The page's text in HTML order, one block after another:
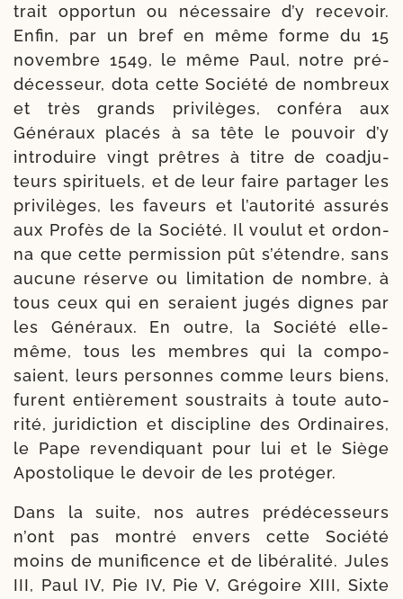
trait oppor­tun ou néces­saire d’y rece­voir.
Enfin, par un bref en même forme du 15
novembre 1549, le même Paul, notre pré­
dé­ces­seur, dota cette Société de nom­breux
et très grands pri­vi­lèges, confé­ra aux
Généraux pla­cés à sa tête le pou­voir d’y
intro­duire vingt prêtres à titre de coad­ju­
teurs spi­ri­tuels, et de leur faire par­ta­ger les
pri­vi­lèges, les faveurs et l’au­to­ri­té assu­rés
aux Profès de la Société. Il vou­lut et ordon­
na que cette per­mis­sion pût s’é­tendre, sans
aucune réserve ou limi­ta­tion de nombre, à
tous ceux qui en seraient jugés dignes par
les Généraux. En outre, la Société elle-​
même, tous les membres qui la com­po­
saient, leurs per­sonnes comme leurs biens,
furent entiè­re­ment sous­traits à toute auto­
ri­té, juri­dic­tion et dis­ci­pline des Ordinaires,
le Pape reven­di­quant pour lui et le Siège
Apostolique le devoir de les protéger.
Dans la suite, nos autres pré­dé­ces­seurs
n’ont pas mon­tré envers cette Société
moins de muni­fi­cence et de libé­ra­li­té. Jules
III, Paul IV, Pie IV, Pie V, Grégoire XIII, Sixte